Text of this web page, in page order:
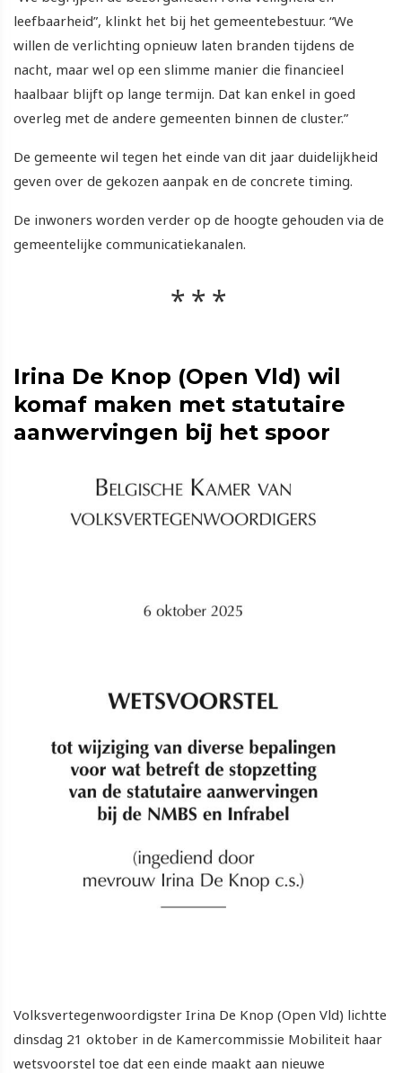
leefbaarheid”, klinkt het bij het gemeentebestuur. “We
willen de verlichting opnieuw laten branden tijdens de
nacht, maar wel op een slimme manier die financieel
haalbaar blijft op lange termijn. Dat kan enkel in goed
overleg met de andere gemeenten binnen de cluster.”
De gemeente wil tegen het einde van dit jaar duidelijkheid
geven over de gekozen aanpak en de concrete timing.
De inwoners worden verder op de hoogte gehouden via de
gemeentelijke communicatiekanalen.
Irina De Knop (Open Vld) wil
komaf maken met statutaire
aanwervingen bij het spoor
Volksvertegenwoordigster Irina De Knop (Open Vld) lichtte
dinsdag 21 oktober in de Kamercommissie Mobiliteit haar
wetsvoorstel toe dat een einde maakt aan nieuwe